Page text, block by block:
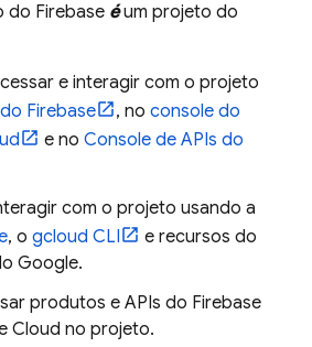
do Firebase éum projeto do
e interagir com o projeto
Firebase , no console do
e no Console de APIs do
com o projeto usando a
, o gcloud CLI
e recursos do
Google.
produtos e APIs do Firebase
Cloud no projeto.